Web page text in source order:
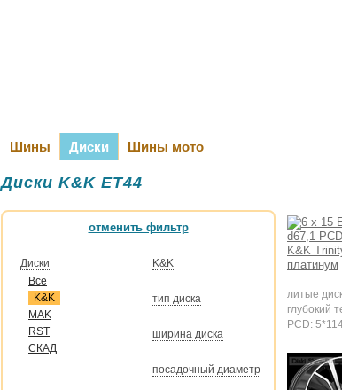
Шины Диски Шины мото
Диски K&K ET44
отменить фильтр
Диски
Все
K&K
MAK
RST
СКАД
K&K
тип диска
ширина диска
посадочный диаметр
литые
глубокий
PCD: